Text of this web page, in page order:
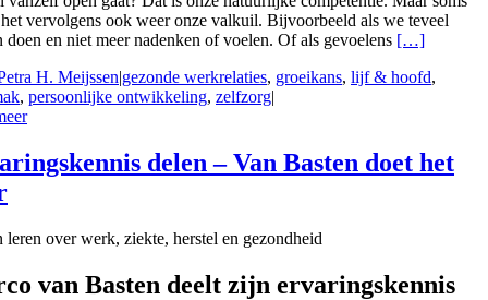
vervolgens ook weer onze valkuil. Bijvoorbeeld als we teveel
doen en niet meer nadenken of voelen. Of als gevoelens […]
H. Meijssen|gezonde werkrelaties, groeikans, lijf & hoofd,
, persoonlijke ontwikkeling, zelfzorg|
delen – Van Basten doet het
leren over werk, ziekte, herstel en gezondheid
van Basten deelt zijn ervaringskennis